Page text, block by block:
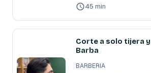
45 min
Corte a solo tijera y
Barba
BARBERIA